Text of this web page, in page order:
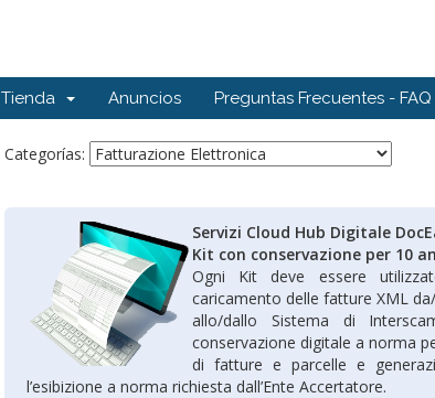
Tienda Anuncios Preguntas Frecuentes - FAQ
Categorías:
Servizi Cloud Hub Digitale
Kit con conservazione per 10
Ogni Kit deve essere
caricamento delle fatture XML
allo/dallo Sistema di
conservazione digitale a norma
di fatture e parcelle e
l’esibizione a norma richiesta dall’Ente Accertatore.